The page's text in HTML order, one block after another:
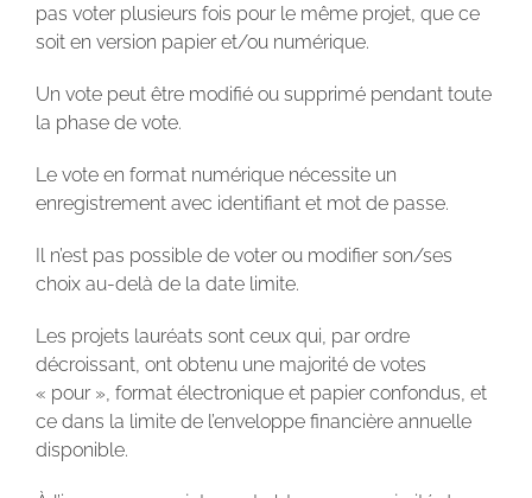
pas voter plusieurs fois pour le même projet, que ce
soit en version papier et/ou numérique.
Un vote peut être modifié ou supprimé pendant toute
la phase de vote.
Le vote en format numérique nécessite un
enregistrement avec identifiant et mot de passe.
Il n’est pas possible de voter ou modifier son/ses
choix au-delà de la date limite.
Les projets lauréats sont ceux qui, par ordre
décroissant, ont obtenu une majorité de votes
« pour », format électronique et papier confondus, et
ce dans la limite de l’enveloppe financière annuelle
disponible.